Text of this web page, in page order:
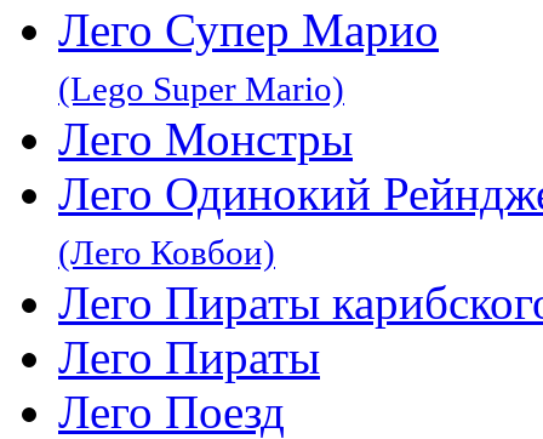
Лего Супер Марио
(Lego Super Mario)
Лего Монстры
Лего Одинокий
(Лего Ковбои)
Лего Пираты
Лего Пираты
Лего Поезд